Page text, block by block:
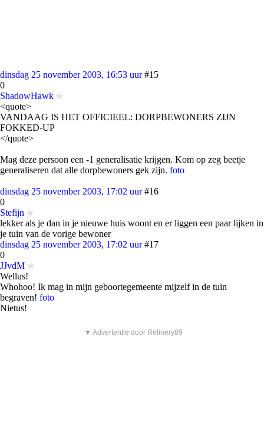
dinsdag 25 november 2003, 16:53 uur #15
0
ShadowHawk
<quote>
VANDAAG IS HET OFFICIEEL: DORPBEWONERS ZIJN
FOKKED-UP
</quote>
Mag deze persoon een -1 generalisatie krijgen. Kom op zeg beetje
generaliseren dat alle dorpbewoners gek zijn. foto
dinsdag 25 november 2003, 17:02 uur #16
0
Stefijn
lekker als je dan in je nieuwe huis woont en er liggen een paar lijken in
je tuin van de vorige bewoner
dinsdag 25 november 2003, 17:02 uur #17
0
JJvdM
Wellus!
Whohoo! Ik mag in mijn geboortegemeente mijzelf in de tuin
begraven! foto
Nietus!
▼ Advertentie door Refinery89